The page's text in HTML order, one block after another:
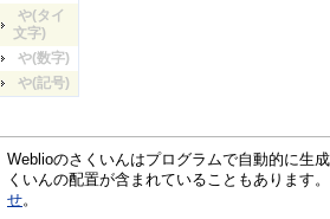
や(タイ
文字)
や(数字)
や(記号)
Weblioのさくいんはプログラムで自動的に生
くいんの配置が含まれていることもあります
せ。